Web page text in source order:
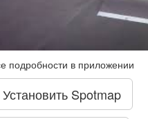
подробности в приложении
Установить Spotmap